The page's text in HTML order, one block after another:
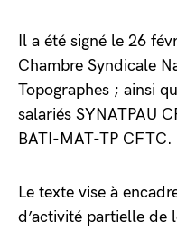
Il a été signé le 26
Chambre Syndicale
Topographes ; ainsi
salariés SYNATPAU
BATI-MAT-TP CFTC.
Le texte vise à
d’activité partielle de